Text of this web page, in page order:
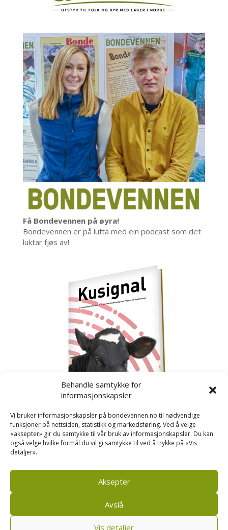
Behandle samtykke for
informasjonskapsler
Vi bruker informasjonskapsler på bondevennen.no til nødvendige
funksjoner på nettsiden, statistikk og markedsføring. Ved å velge
«aksepter» gir du samtykke til vår bruk av informasjonskapsler. Du kan
også velge hvilke formål du vil gi samtykke til ved å trykke på «Vis
detaljer».
Aksepter
Avslå
Vis detaljer
Få Bondevennen på øyra!
Bondevennen er på lufta med ein podcast som det
luktar fjøs av!
Kusignal